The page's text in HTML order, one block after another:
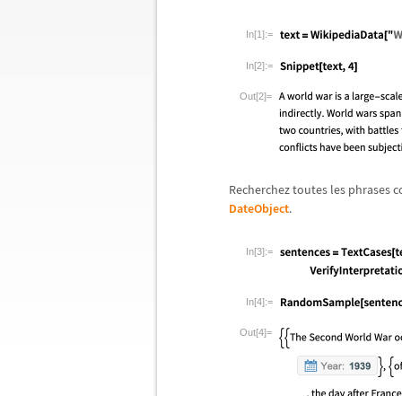
In[1]:=
In[2]:=
Out[2]=
Recherchez toutes les phrases
DateObject.
In[3]:=
In[4]:=
Out[4]=